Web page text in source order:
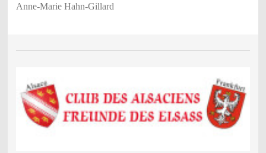
Anne-Marie Hahn-Gillard